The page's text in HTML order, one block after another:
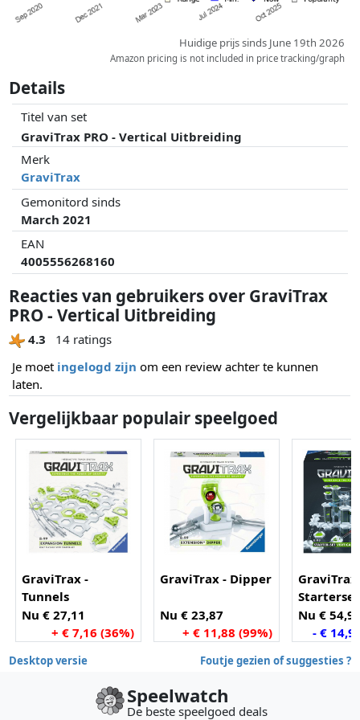
Huidige prijs sinds June 19th 2026
Amazon pricing is not included in price tracking/graph
Details
Titel van set
GraviTrax PRO - Vertical Uitbreiding
Merk
GraviTrax
Gemonitord sinds
March 2021
EAN
4005556268160
Reacties van gebruikers over GraviTrax
PRO - Vertical Uitbreiding
4.3
14 ratings
Je moet ingelogd zijn om een review achter te kunnen
laten.
Vergelijkbaar populair speelgoed
GraviTrax -
Tunnels
Nu € 27,11
+ € 7,16 (36%)
GraviTrax - Dipper
Nu € 23,87
+ € 11,88 (99%)
GraviTrax
Starterset
Vertical
Nu €
- €
Desktop versie Foutje gezien of suggesties ?
Speelwatch
De beste speelgoed deals